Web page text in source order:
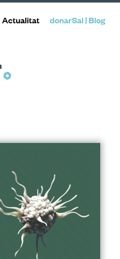
Actualitat donarSal | Blog